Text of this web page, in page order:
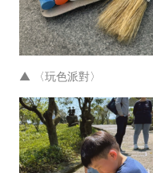
▲ 〈玩色派對〉